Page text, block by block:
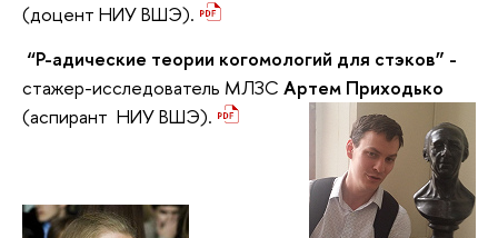
(доцент НИУ ВШЭ).
“P-адические теории когомологий для стэков” -
стажер-исследователь МЛЗС Артем Приходько
(аспирант НИУ ВШЭ).